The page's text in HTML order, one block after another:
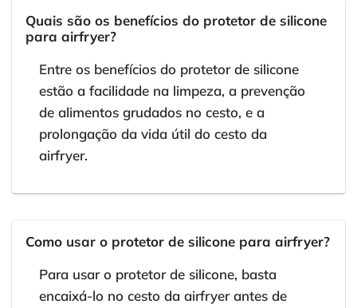
Quais são os benefícios do protetor de silicone
para airfryer?
Entre os benefícios do protetor de silicone
estão a facilidade na limpeza, a prevenção
de alimentos grudados no cesto, e a
prolongação da vida útil do cesto da
airfryer.
Como usar o protetor de silicone para airfryer?
Para usar o protetor de silicone, basta
encaixá-lo no cesto da airfryer antes de